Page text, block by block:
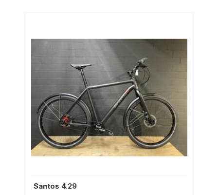
Santos 4.29